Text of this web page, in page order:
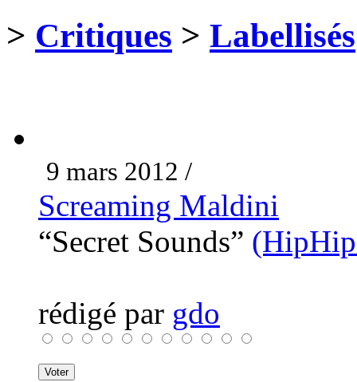
> Critiques > Labellisés
9 mars 2012 /
Screaming Maldini
“Secret Sounds”
rédigé par gdo